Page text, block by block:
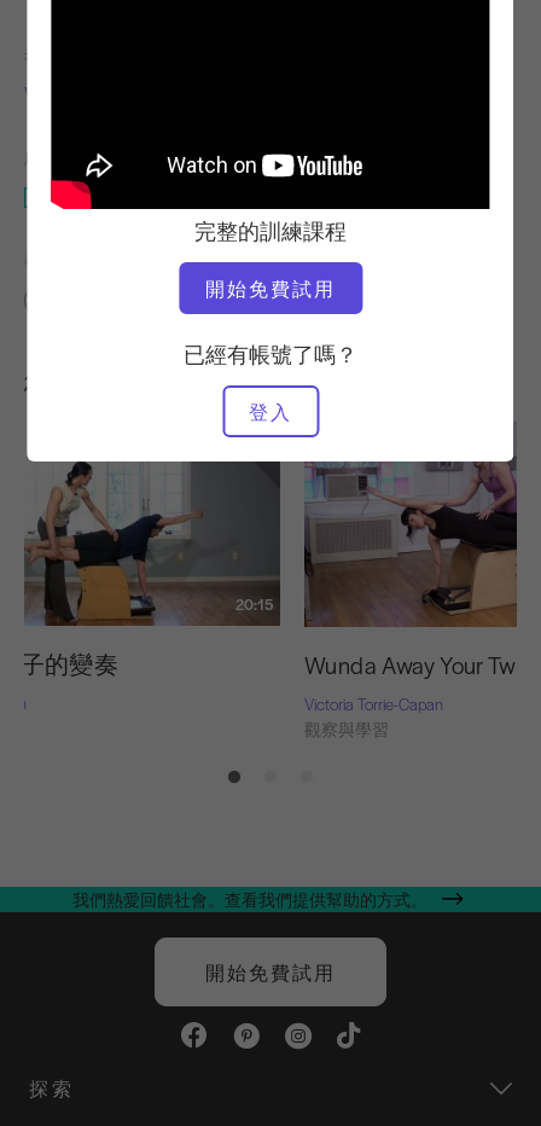
完整的訓練課程
開始免費試用
已經有帳號了嗎？
登入
老師
Victoria Torrie-Capan
所需設備
Wunda 椅子
尋找類似的課程
Wunda 椅子
您可能也會喜歡的其他訓練課程
20:15
子的變奏 Wunda Away Your
Victoria Torrie-Capan
觀察與學習
我們熱愛回饋社會。查看我們提供幫助的方式。
開始免費試用
探索